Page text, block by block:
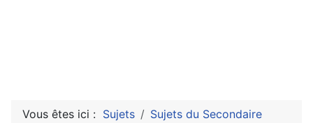
Vous êtes ici : Sujets
Sujets du Secondaire